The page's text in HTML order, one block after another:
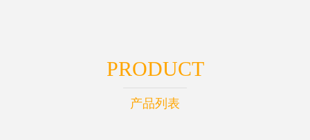
PRODUCT
产品列表